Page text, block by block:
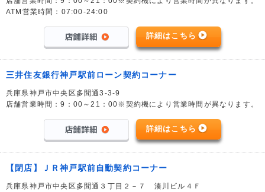
ATM営業時間：07:00-24:00
詳細はこちら
三井住友銀行神戸駅前ローン契約コーナー
兵庫県神戸市中央区多聞通3-3-9
店舗営業時間：9：00～21：00※契約機により営業時間が異なります。
詳細はこちら
【閉店】ＪＲ神戸駅前自動契約コーナー
兵庫県神戸市中央区多聞通３丁目２－７ 湊川ビル４Ｆ